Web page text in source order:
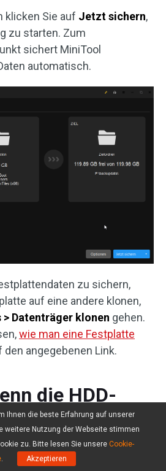
klicken Sie auf Jetzt sichern,
zu starten. Zum
sichert MiniTool
automatisch.
zu sichern,
auf eine andere klonen,
> Datenträger klonen gehen.
wie man eine Festplatte
den angegebenen Link.
die HDD-
endet
nicht regelmäßig
tun, wenn die HDD-
Ihnen die beste Erfahrung auf unserer
weitere Nutzung der Webseite stimmen
zu. Bitte lesen Sie unsere Cookie-
. Akzeptieren